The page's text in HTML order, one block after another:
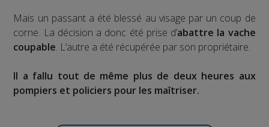
Mais un passant a été blessé au visage par un coup de
corne. La décision a donc été prise d’abattre la vache
coupable. L’autre a été récupérée par son propriétaire.
Il a fallu tout de même plus de deux heures aux
pompiers et policiers pour les maîtriser.